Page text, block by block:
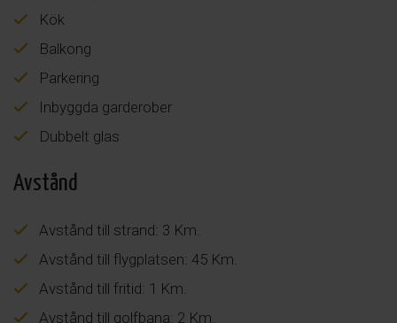
Kök
Balkong
Parkering
Inbyggda garderober
Dubbelt glas
Avstånd
Avstånd till strand: 3 Km.
Avstånd till flygplatsen: 45 Km.
Avstånd till fritid: 1 Km.
Avstånd till golfbana: 2 Km.